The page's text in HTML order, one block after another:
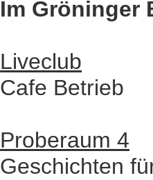
Im Gröninger
Liveclub
Cafe Betrieb
Proberaum 4
Geschichten